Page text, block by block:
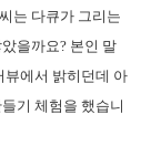
는 다큐가 그리는
을까요? 본인 말
뷰에서 밝히던데 아
기 체험을 했습니